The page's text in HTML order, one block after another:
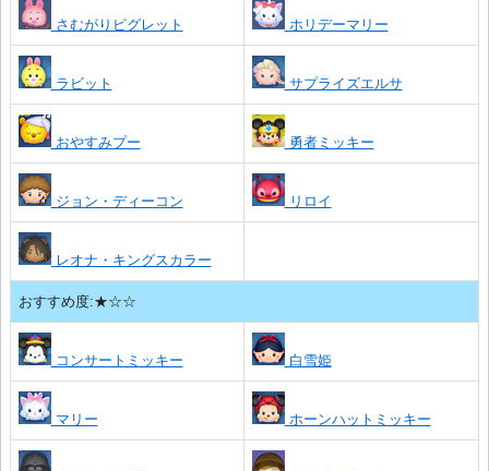
さむがりピグレット ホリデーマリー
ラビット サプライズエルサ
おやすみプー 勇者ミッキー
ジョン・ディーコン リロイ
レオナ・キングスカラー
おすすめ度:★☆☆
コンサートミッキー 白雪姫
マリー ホーンハットミッキー